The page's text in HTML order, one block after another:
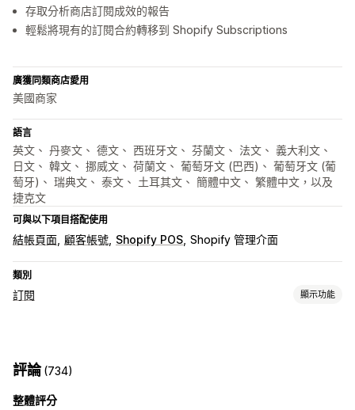
存取分析商店訂閱成效的報告
輕鬆將現有的訂閱合約轉移到 Shopify Subscriptions
廣獲同類商店愛用
美國商家
語言
英文、 丹麥文、 德文、 西班牙文、 芬蘭文、 法文、 義大利文、
日文、 韓文、 挪威文、 荷蘭文、 葡萄牙文 (巴西)、 葡萄牙文 (葡
萄牙)、 瑞典文、 泰文、 土耳其文、 簡體中文、 繁體中文，以及
捷克文
可與以下項目搭配使用
結帳頁面 顧客帳號 Shopify POS Shopify 管理介面
類別
訂閱 顯示功能
訂閱優惠價
評論(734)
整體評分